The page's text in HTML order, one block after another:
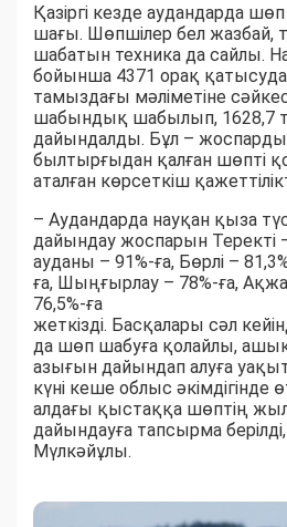
Қазіргі кезде аудандарда
шағы. Шөпшілер бел жазбай,
шабатын техника да сайлы.
бойынша 4371 орақ
тамыздағы мәліметіне
шабындық шабылып, 1628,7
дайындалды. Бұл –
былтырғыдан қалған шөпті
аталған көрсеткіш
– Аудандарда науқан қыза
дайындау жоспарын Теректі
ауданы – 91%-ға, Бөрлі –
ға, Шыңғырлау – 78%-ға,
76,5%-ға
жеткізді. Басқалары сәл
да шөп шабуға қолайлы,
азығын дайындап алуға
күні кеше облыс әкімдігінде
алдағы қыстаққа шөптің
дайындауға тапсырма
Мүлкәйұлы.